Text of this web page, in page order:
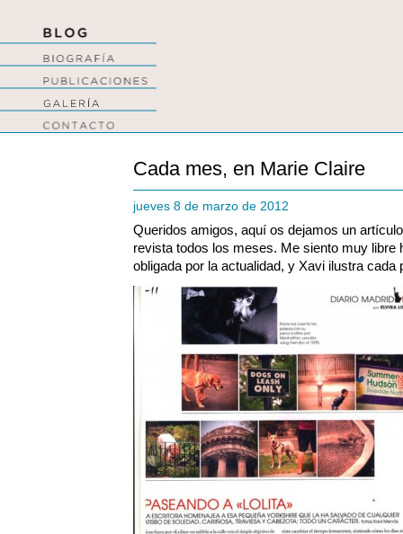
Cada mes, en Marie Claire
jueves 8 de marzo de 2012
Queridos amigos, aquí os dejamos un
revista todos los meses. Me siento muy libre
obligada por la actualidad, y Xavi ilustra cada